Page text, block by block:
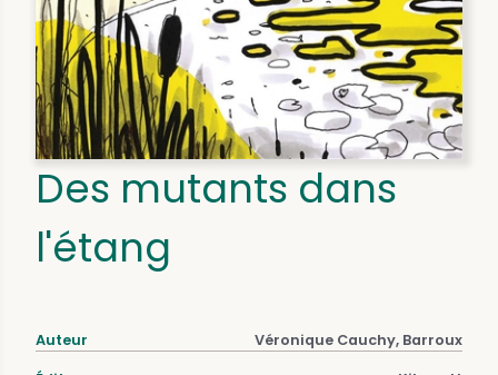
Des mutants dans
l'étang
Auteur Véronique Cauchy, Barroux